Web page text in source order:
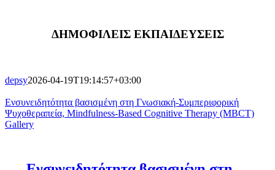
ΔΗΜΟΦΙΛΕΙΣ ΕΚΠΑΙΔΕΥΣΕΙΣ
depsy2026-04-19T19:14:57+03:00
Ενσυνειδητότητα βασισμένη στη Γνωσιακή-Συμπεριφορική
Ψυχοθεραπεία, Mindfulness-Based Cognitive Therapy (MBCT)
Gallery